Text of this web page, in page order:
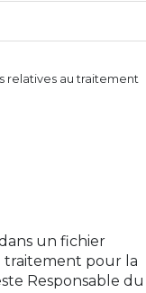
relatives au traitement
un fichier
traitement pour la
Responsable du